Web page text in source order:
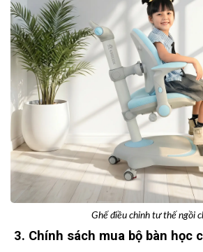
Ghế điều chỉnh tư thế ngồi
3. Chính sách mua bộ bàn học